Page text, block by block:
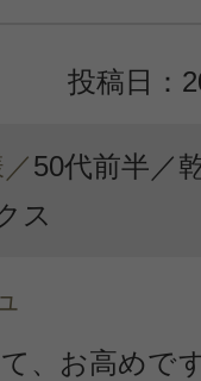
投稿日：
50代前半／
ス
、お高めで